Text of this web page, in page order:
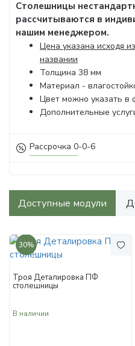
Рассрочка 0-0-6
Столешницы
рассчитываются в
нашим менеджером.
Цена указана исходя
названии
Толщина 38 мм
Материал -
Цвет можно указать
Дополнительные
Доступные модули
30%
Троя Деталировка ПФ
столешницы
В наличии